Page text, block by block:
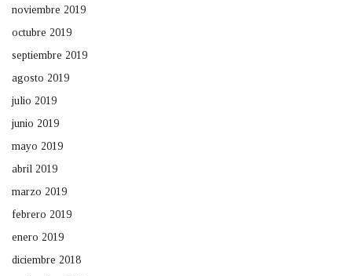
noviembre 2019
octubre 2019
septiembre 2019
agosto 2019
julio 2019
junio 2019
mayo 2019
abril 2019
marzo 2019
febrero 2019
enero 2019
diciembre 2018